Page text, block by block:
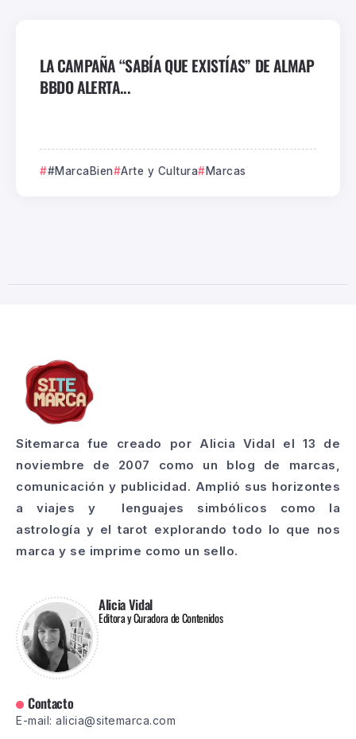
LA CAMPAÑA “SABÍA QUE EXISTÍAS” DE ALMAP
BBDO ALERTA...
#MarcaBien Arte y Cultura Marcas
Sitemarca fue creado por Alicia Vidal el 13 de
noviembre de 2007 como un blog de marcas,
comunicación y publicidad. Amplió sus horizontes
a viajes y lenguajes simbólicos como la
astrología y el tarot explorando todo lo que nos
marca y se imprime como un sello.
Alicia Vidal
Editora y Curadora de Contenidos
Contacto
E-mail: alicia@sitemarca.com